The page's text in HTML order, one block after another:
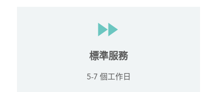
標準服務
5-7 個工作日